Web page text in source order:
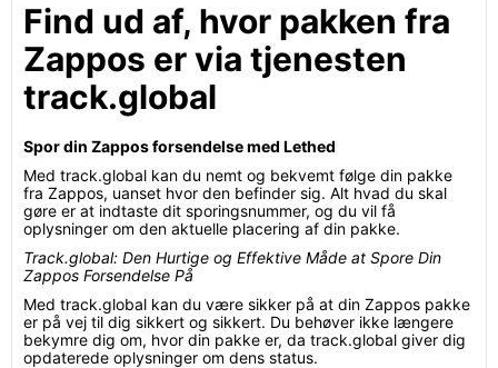
Find ud af, hvor pakken fra
Zappos er via tjenesten
track.global
Spor din Zappos forsendelse med Lethed
Med track.global kan du nemt og bekvemt følge din pakke
fra Zappos, uanset hvor den befinder sig. Alt hvad du skal
gøre er at indtaste dit sporingsnummer, og du vil få
oplysninger om den aktuelle placering af din pakke.
Track.global: Den Hurtige og Effektive Måde at Spore Din
Zappos Forsendelse På
Med track.global kan du være sikker på at din Zappos pakke
er på vej til dig sikkert og sikkert. Du behøver ikke længere
bekymre dig om, hvor din pakke er, da track.global giver dig
opdaterede oplysninger om dens status.